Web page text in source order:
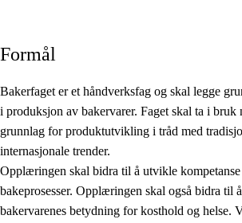
Formål
Bakerfaget er et håndverksfag og skal legge
i produksjon av bakervarer. Faget skal ta i
grunnlag for produktutvikling i tråd med
internasjonale trender.
Opplæringen skal bidra til å utvikle kompetanse
bakeprosesser. Opplæringen skal også bidra til
bakervarenes betydning for kosthold og helse.